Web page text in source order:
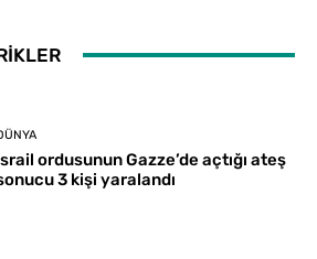
ordusunun Gazze’de açtığı ateş
3 kişi yaralandı